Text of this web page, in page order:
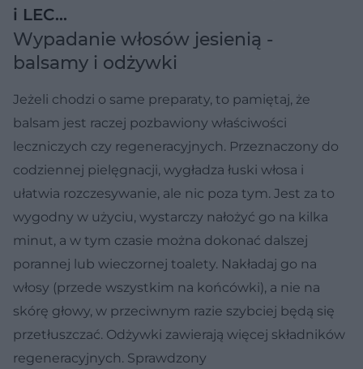
i LEC…
Wypadanie włosów jesienią -
balsamy i odżywki
Jeżeli chodzi o same preparaty, to pamiętaj, że
balsam jest raczej pozbawiony właściwości
leczniczych czy regeneracyjnych. Przeznaczony do
codziennej pielęgnacji, wygładza łuski włosa i
ułatwia rozczesywanie, ale nic poza tym. Jest za to
wygodny w użyciu, wystarczy nałożyć go na kilka
minut, a w tym czasie można dokonać dalszej
porannej lub wieczornej toalety. Nakładaj go na
włosy (przede wszystkim na końcówki), a nie na
skórę głowy, w przeciwnym razie szybciej będą się
przetłuszczać. Odżywki zawierają więcej składników
regeneracyjnych. Sprawdzony